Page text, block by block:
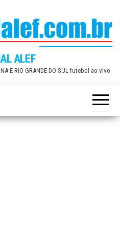
ALEF
E RIO GRANDE DO SUL futebol ao vivo